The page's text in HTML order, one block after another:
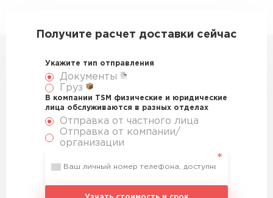
Получите расчет доставки сейчас
Укажите тип отправления
Документы
Груз
В компании TSM физические и юридические
лица обслуживаются в разных отделах
Отправка от частного лица
Отправка от компании/
организации